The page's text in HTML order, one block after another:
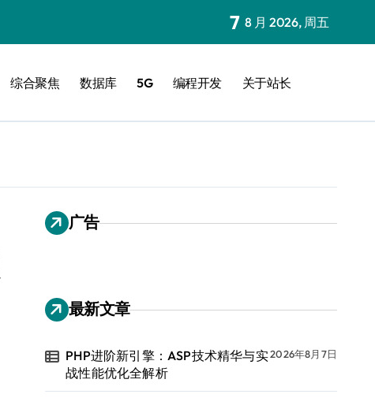
7 8 月 2026, 周五
综合聚焦 数据库 5G 编程开发 关于站长
广告
最新文章
PHP进阶新引擎：ASP技术精华与实
战性能优化全解析
2026年8月7日